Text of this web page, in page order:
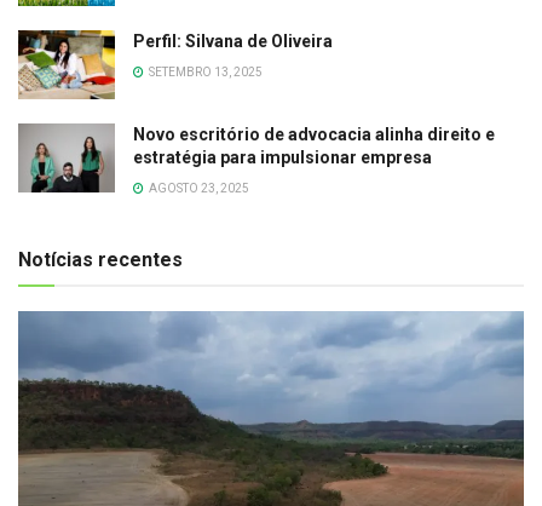
Perfil: Silvana de Oliveira
SETEMBRO 13, 2025
Novo escritório de advocacia alinha direito e
estratégia para impulsionar empresa
AGOSTO 23, 2025
Notícias recentes